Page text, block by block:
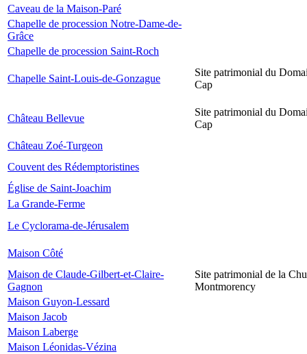
Caveau de la Maison-Paré
Chapelle de procession Notre-Dame-de-
Grâce
Chapelle de procession Saint-Roch
Chapelle Saint-Louis-de-Gonzague
Site patrimonial du
Cap
Château Bellevue
Site patrimonial du
Cap
Château Zoé-Turgeon
Couvent des Rédemptoristines
Église de Saint-Joachim
La Grande-Ferme
Le Cyclorama-de-Jérusalem
Maison Côté
Maison de Claude-Gilbert-et-Claire-
Gagnon
Site patrimonial de la
Montmorency
Maison Guyon-Lessard
Maison Jacob
Maison Laberge
Maison Léonidas-Vézina